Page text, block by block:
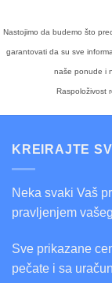
Nastojimo da budemo što
garantovati da su sve
naše ponude i
Raspoloživost
KREIRAJTE
Neka svaki Vaš
pravljenjem
Sve prikazane
pečate i sa